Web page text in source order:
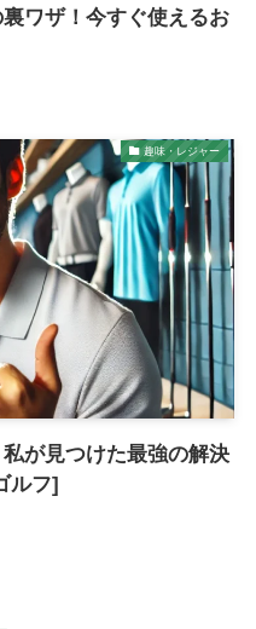
ワザ！今すぐ使えるお
趣味・レジャー
が見つけた最強の解決
ルフ]